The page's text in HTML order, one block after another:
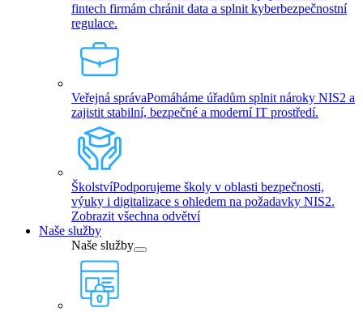
fintech firmám chránit data a splnit kyberbezpečnostní
regulace.
Veřejná správaPomáháme úřadům splnit nároky NIS2 a
zajistit stabilní, bezpečné a moderní IT prostředí.
ŠkolstvíPodporujeme školy v oblasti bezpečnosti,
výuky i digitalizace s ohledem na požadavky NIS2.
Zobrazit všechna odvětví
Naše služby
Naše služby